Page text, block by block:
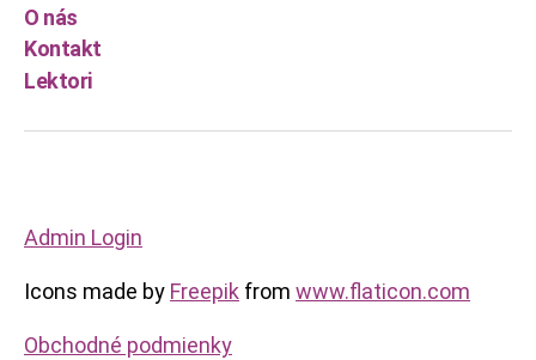
O nás
Kontakt
Lektori
Admin Login
Icons made by Freepik from www.flaticon.com
Obchodné podmienky